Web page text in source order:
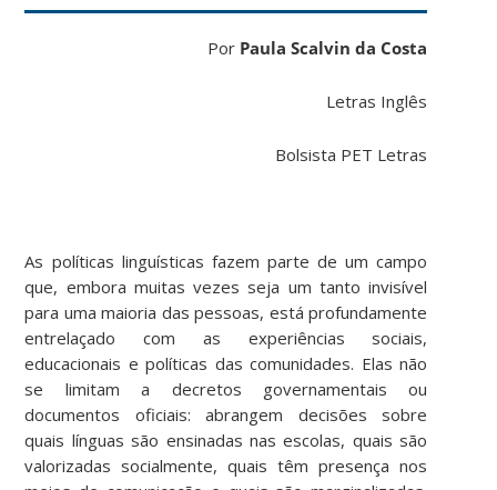
Por Paula Scalvin da Costa
Letras Inglês
Bolsista PET Letras
As políticas linguísticas fazem parte de um campo
que, embora muitas vezes seja um tanto invisível
para uma maioria das pessoas, está profundamente
entrelaçado com as experiências sociais,
educacionais e políticas das comunidades. Elas não
se limitam a decretos governamentais ou
documentos oficiais: abrangem decisões sobre
quais línguas são ensinadas nas escolas, quais são
valorizadas socialmente, quais têm presença nos